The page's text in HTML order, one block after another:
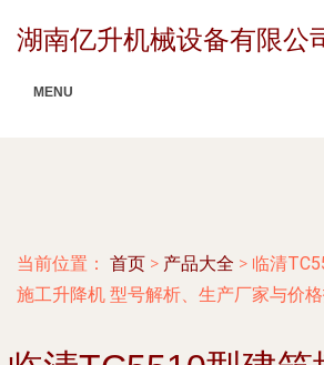
湖南亿升机械设备有限公
MENU
当前位置： 首页 > 产品大全 > 临清
施工升降机 型号解析、生产厂家与价